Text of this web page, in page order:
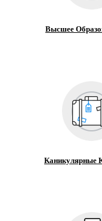
Высшее
Каникулярные